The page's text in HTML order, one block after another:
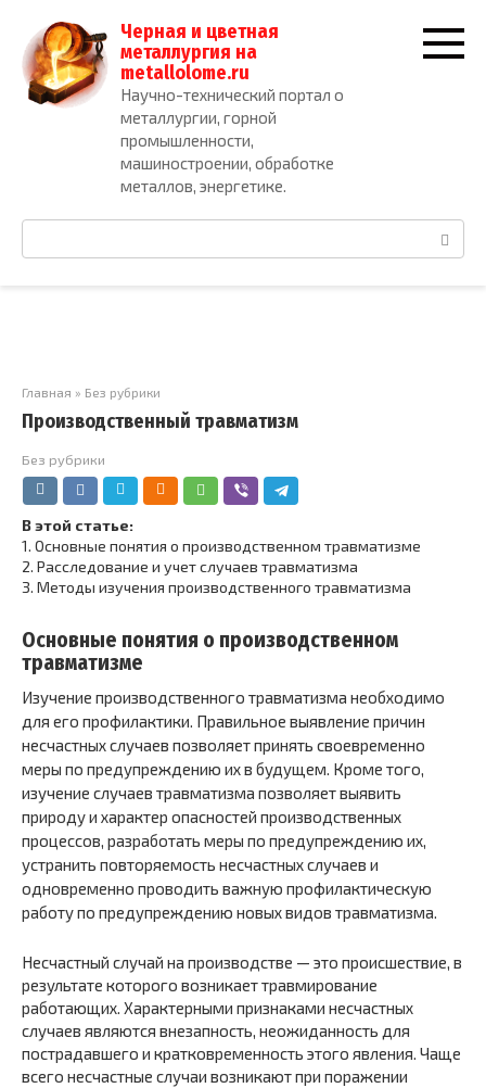
контенту
Черная и цветная
металлургия на
metallolome.ru
Научно-технический портал о
металлургии, горной
промышленности,
машиностроении, обработке
металлов, энергетике.
Главная » Без рубрики
Производственный травматизм
Без рубрики
В этой статье:
1. Основные понятия о производственном травматизме
2. Расследование и учет случаев травматизма
3. Методы изучения производственного травматизма
Основные понятия о производственном
травматизме
Изучение производственного травматизма необходимо
для его профилактики. Правильное выявление причин
несчастных случаев позволяет принять своевременно
меры по предупреждению их в будущем. Кроме того,
изучение случаев травматизма позволяет выявить
природу и характер опасностей производственных
процессов, разработать меры по предупреждению их,
устранить повторяемость несчастных случаев и
одновременно проводить важную профилактическую
работу по предупреждению новых видов травматизма.
Несчастный случай на производстве — это происшествие, в
результате которого возникает травмирование
работающих. Характерными признаками несчастных
случаев являются внезапность, неожиданность для
пострадавшего и кратковременность этого явления. Чаще
всего несчастные случаи возникают при поражении